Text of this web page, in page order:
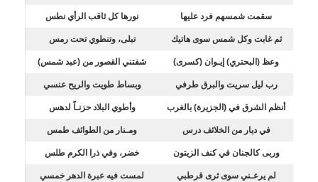
سقمت شمسهم فرد عليها نورها كل ثاقب الرأي نطس
ثم غابت وكل شمس سوى هاتيك تبلى، وتنطوي تحت رمس
وعظ (البحتري) إيـوان (كسرى) شفتني القصور من (عبد شمس)
رب ليل سريت والبرق طرفي وبساط طويت والريح عنسي
أنظم الشرق في (الجزيرة) بالغرب وأطوي البلاد حزنـاً لدهس
في ديار من الخلائف درس ومـنار من الطوائف طمس
وربى كالجنان في كنف الزيتون خضر، وفي ذرا الكرم طلس
لم يرعـني سوى ثرى قرطبي لمست فيه عبرة الدهر خمسي